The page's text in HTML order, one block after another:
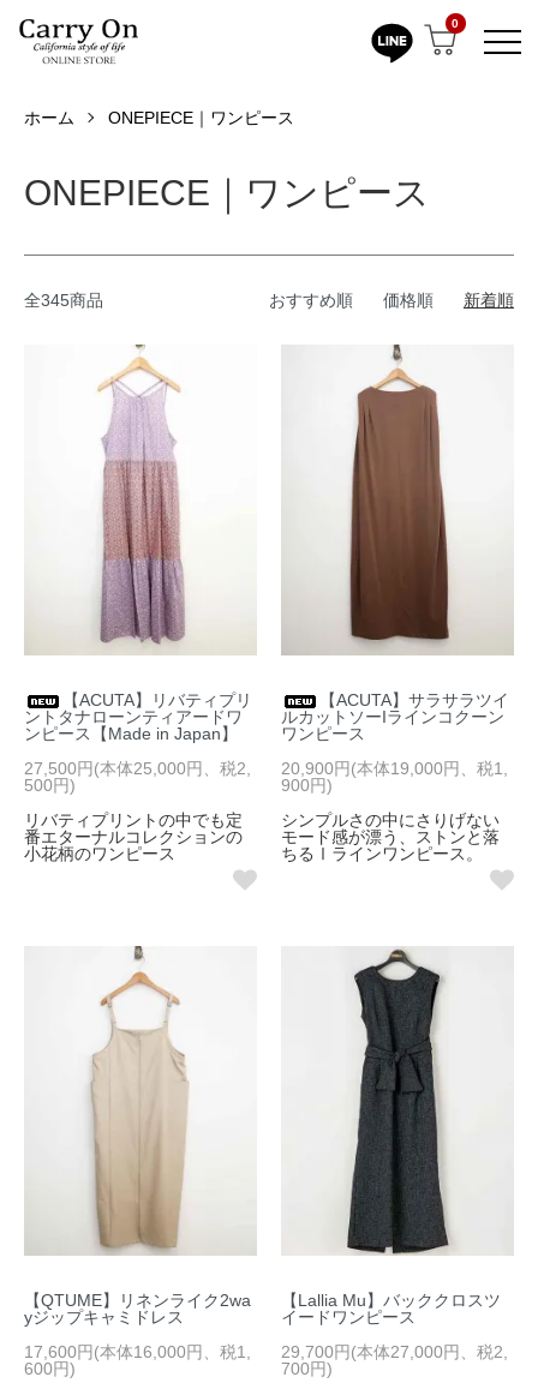
0
ホーム ONEPIECE｜ワンピース
ONEPIECE｜ワンピース
全345商品 おすすめ順 価格順 新着順
【ACUTA】リバティプリ
ントタナローンティアードワ
ンピース【Made in Japan】
27,500円(本体25,000円、税2,
500円)
リバティプリントの中でも定
番エターナルコレクションの
小花柄のワンピース
【ACUTA】サラサラツイ
ルカットソーIラインコクーン
ワンピース
20,900円(本体19,000円、税1,
900円)
シンプルさの中にさりげない
モード感が漂う、ストンと落
ちるⅠラインワンピース。
【QTUME】リネンライク2wa
yジップキャミドレス
17,600円(本体16,000円、税1,
600円)
【Lallia Mu】バッククロスツ
イードワンピース
29,700円(本体27,000円、税2,
700円)